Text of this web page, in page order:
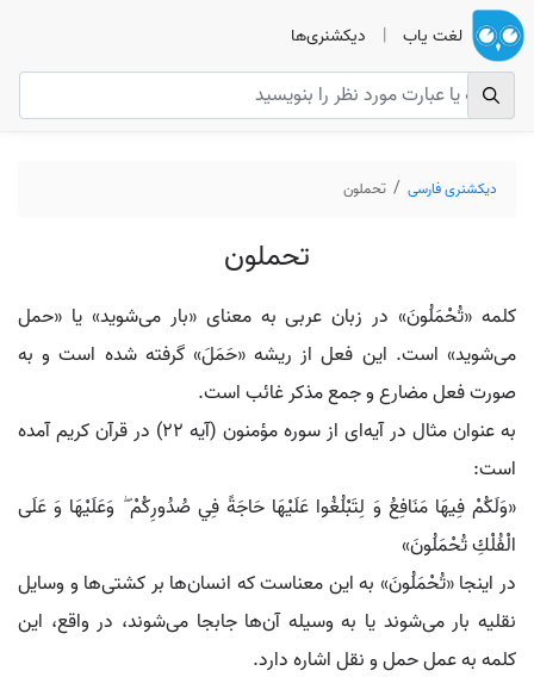
لغت یاب | دیکشنری‌ها
دیکشنری فارسی تحملون
تحملون
کلمه «تُحْمَلُونَ» در زبان عربی به معنای «بار می‌شوید» یا «حمل
می‌شوید» است. این فعل از ریشه «حَمَلَ» گرفته شده است و به
صورت فعل مضارع و جمع مذکر غائب است.
به عنوان مثال در آیه‌ای از سوره مؤمنون (آیه 22) در قرآن کریم آمده
است:
«وَلَكُمْ فِيهَا مَنَافِعُ وَ لِتَبْلُغُوا عَلَيْهَا حَاجَةً فِي صُدُورِكُمْ ۖ وَعَلَيْهَا وَ عَلَى
الْفُلْكِ تُحْمَلُونَ»
در اینجا «تُحْمَلُونَ» به این معناست که انسان‌ها بر کشتی‌ها و وسایل
نقلیه بار می‌شوند یا به وسیله آن‌ها جابجا می‌شوند، در واقع، این
کلمه به عمل حمل و نقل اشاره دارد.